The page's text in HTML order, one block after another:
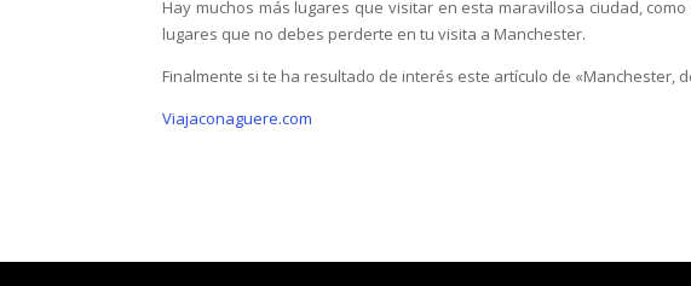
Hay muchos más lugares que visitar en esta maravillosa ciudad,
lugares que no debes perderte en tu visita a Manchester.
Finalmente si te ha resultado de interés este artículo de «Manchester,
Viajaconaguere.com